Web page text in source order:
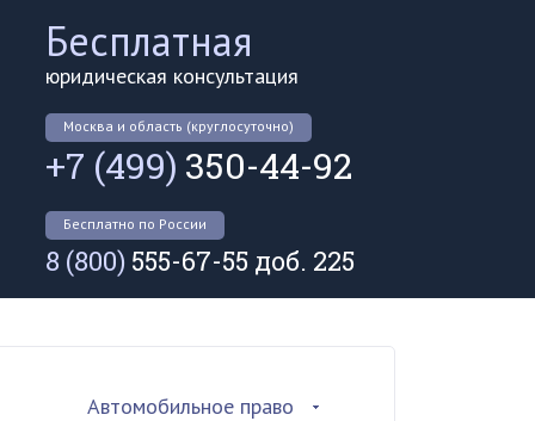
Бесплатная
юридическая консультация
Москва и область (круглосуточно)
+7 (499) 350-44-92
Бесплатно по России
8 (800) 555-67-55 доб. 225
Автомобильное право